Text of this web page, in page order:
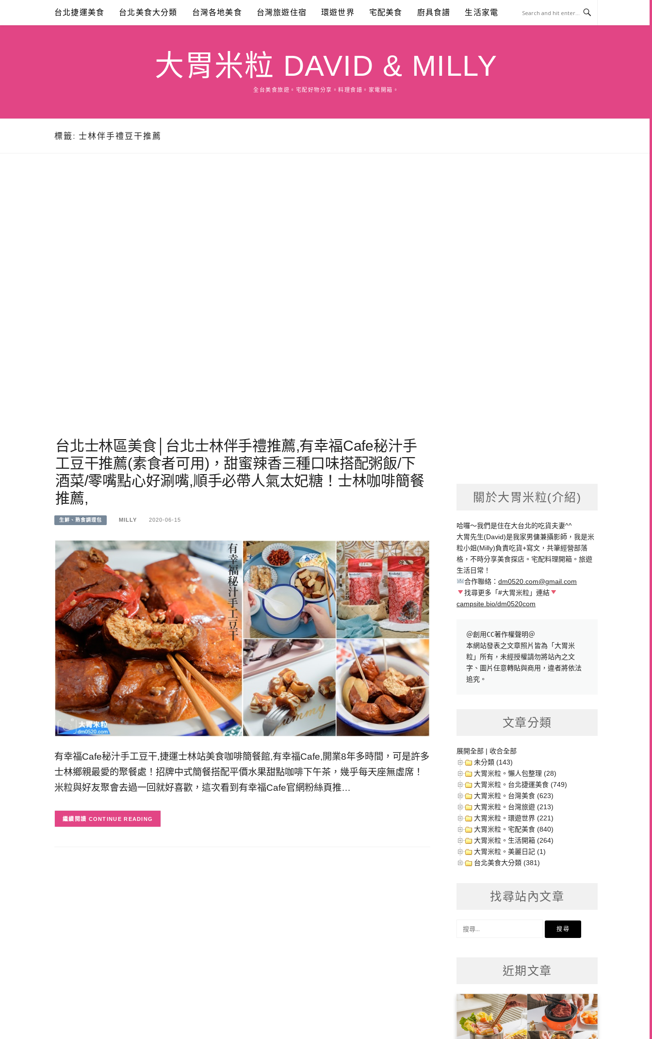
content
台北捷運美食 台北美食大分類 台灣各地美食 台灣旅遊住宿 環遊世界 宅配美食 廚具食譜 生活家電
大胃米粒 DAVID & MILLY
全台美食旅遊。宅配好物分享。料理食譜。家電開箱。
標籤: 士林伴手禮豆干推薦
台北士林區美食│台北士林伴手禮推薦,有幸福Cafe秘汁手
工豆干推薦(素食者可用)，甜蜜辣香三種口味搭配粥飯/下
酒菜/零嘴點心好涮嘴,順手必帶人氣太妃糖！士林咖啡簡餐
推薦,
生鮮、熟食調理包 MILLY 2020-06-15
有幸福Cafe秘汁手工豆干,捷運士林站美食咖啡簡餐館,有幸福Cafe,開業8年多時間，可是許多
士林鄉親最愛的聚餐處！招牌中式簡餐搭配平價水果甜點咖啡下午茶，幾乎每天座無虛席！
米粒與好友聚會去過一回就好喜歡，這次看到有幸福Cafe官網粉絲頁推…
CONTINUE READING
關於大胃米粒(介紹)
哈囉～我們是住在大台北的吃貨夫妻^^
大胃先生(David)是我家男傭兼攝影師，我是米
粒小姐(Milly)負責吃貨+寫文，共筆經營部落
格，不時分享美食探店。宅配料理開箱。旅遊
生活日常！
合作聯絡：dm0520.com@gmail.com
找尋更多「#大胃米粒」連結
campsite.bio/dm0520com
＠創用CC著作權聲明＠
本網站發表之文章照片皆為「大胃米
粒」所有，未經授權請勿將站內之文
字、圖片任意轉貼與商用，違者將依法
追究。
文章分類
展開全部 | 收合全部
未分類 (143)
大胃米粒。懶人包整理 (28)
大胃米粒。台北捷運美食 (749)
大胃米粒。台灣美食 (623)
大胃米粒。台灣旅遊 (213)
大胃米粒。環遊世界 (221)
大胃米粒。宅配美食 (840)
大胃米粒。生活開箱 (264)
大胃米粒。美麗日記 (1)
台北美食大分類 (381)
找尋站內文章
近期文章